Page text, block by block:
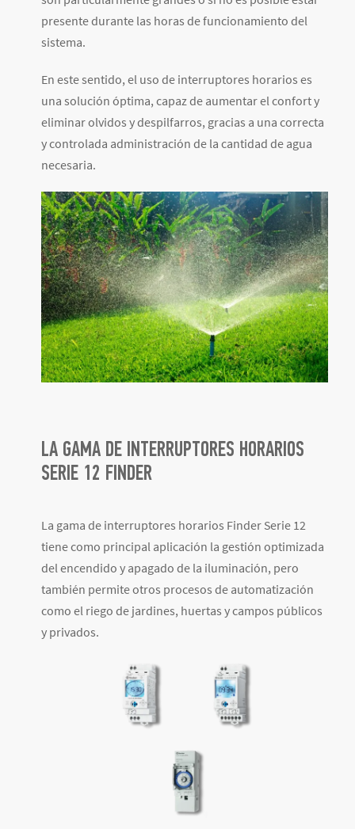
presente durante las horas de funcionamiento del
sistema.
En este sentido, el uso de interruptores horarios es
una solución óptima, capaz de aumentar el confort y
eliminar olvidos y despilfarros, gracias a una correcta
y controlada administración de la cantidad de agua
necesaria.
LA GAMA DE INTERRUPTORES HORARIOS
SERIE 12 FINDER
La gama de interruptores horarios Finder Serie 12
tiene como principal aplicación la gestión optimizada
del encendido y apagado de la iluminación, pero
también permite otros procesos de automatización
como el riego de jardines, huertas y campos públicos
y privados.